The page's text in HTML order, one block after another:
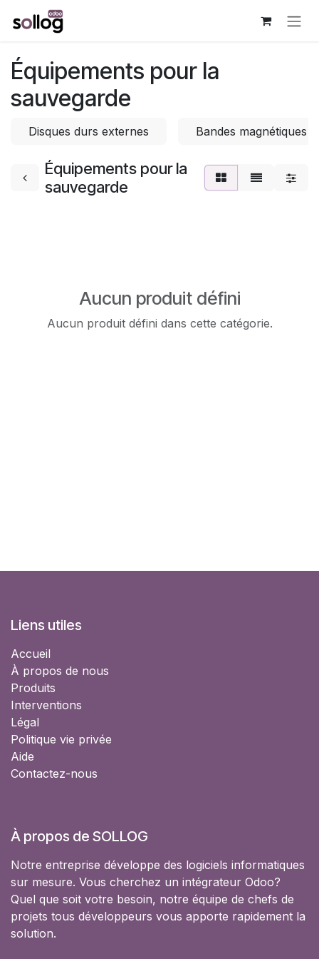
Se rendre au contenu
Équipements pour la
sauvegarde
Disques durs externes Bandes magnétiques
Équipements pour la
sauvegarde
Aucun produit défini
Aucun produit défini dans cette catégorie.
Liens utiles
Accueil
À propos de nous
Produits
Interventions
Légal
Politique vie privée
Aide
Contactez-nous
À propos de SOLLOG
Notre entreprise développe des logiciels informatiques
sur mesure. Vous cherchez un intégrateur Odoo?
Quel que soit votre besoin, notre équipe de chefs de
projets tous développeurs vous apporte rapidement la
solution.